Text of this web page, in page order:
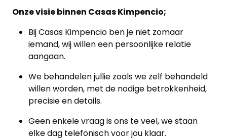
Onze visie binnen Casas Kimpencio;
Bij Casas Kimpencio ben je niet zomaar
iemand, wij willen een persoonlijke relatie
aangaan.
We behandelen jullie zoals we zelf behandeld
willen worden, met de nodige betrokkenheid,
precisie en details.
Geen enkele vraag is ons te veel, we staan
elke dag telefonisch voor jou klaar.